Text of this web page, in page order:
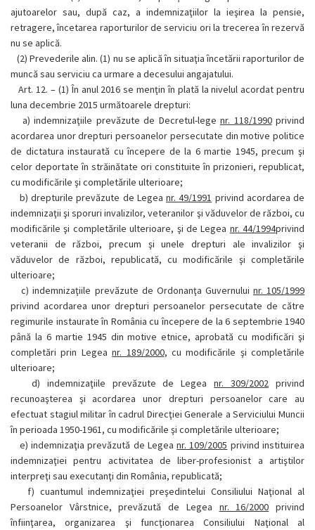
ajutoarelor sau, după caz, a indemnizaţiilor la ieşirea la pensie,
retragere, încetarea raporturilor de serviciu ori la trecerea în rezervă
nu se aplică.
(2) Prevederile alin. (1) nu se aplică în situaţia încetării raporturilor de
muncă sau serviciu ca urmare a decesului angajatului.
Art. 12. – (1) În anul 2016 se menţin în plată la nivelul acordat pentru
luna decembrie 2015 următoarele drepturi:
a) indemnizaţiile prevăzute de Decretul-lege nr. 118/1990privind
acordarea unor drepturi persoanelor persecutate din motive politice
de dictatura instaurată cu începere de la 6 martie 1945, precum şi
celor deportate în străinătate ori constituite în prizonieri, republicat,
cu modificările şi completările ulterioare;
b) drepturile prevăzute de Legea nr. 49/1991 privind acordarea de
indemnizaţii şi sporuri invalizilor, veteranilor şi văduvelor de război, cu
modificările şi completările ulterioare, şi de Legea nr. 44/1994privind
veteranii de război, precum şi unele drepturi ale invalizilor şi
văduvelor de război, republicată, cu modificările şi completările
ulterioare;
c) indemnizaţiile prevăzute de Ordonanţa Guvernului nr. 105/1999
privind acordarea unor drepturi persoanelor persecutate de către
regimurile instaurate în România cu începere de la 6 septembrie 1940
până la 6 martie 1945 din motive etnice, aprobată cu modificări şi
completări prin Legeanr. 189/2000, cu modificările şi completările
ulterioare;
d) indemnizaţiile prevăzute de Legeanr. 309/2002 privind
recunoaşterea şi acordarea unor drepturi persoanelor care au
efectuat stagiul militar în cadrul Direcţiei Generale a Serviciului Muncii
în perioada 1950-1961, cu modificările şi completările ulterioare;
e) indemnizaţia prevăzută de Legeanr. 109/2005 privind instituirea
indemnizaţiei pentru activitatea de liber-profesionist a artiştilor
interpreţi sau executanţi din România, republicată;
f) cuantumul indemnizaţiei preşedintelui Consiliului Naţional al
Persoanelor Vârstnice, prevăzută de Legea nr. 16/2000 privind
înfiinţarea, organizarea şi funcţionarea Consiliului Naţional al